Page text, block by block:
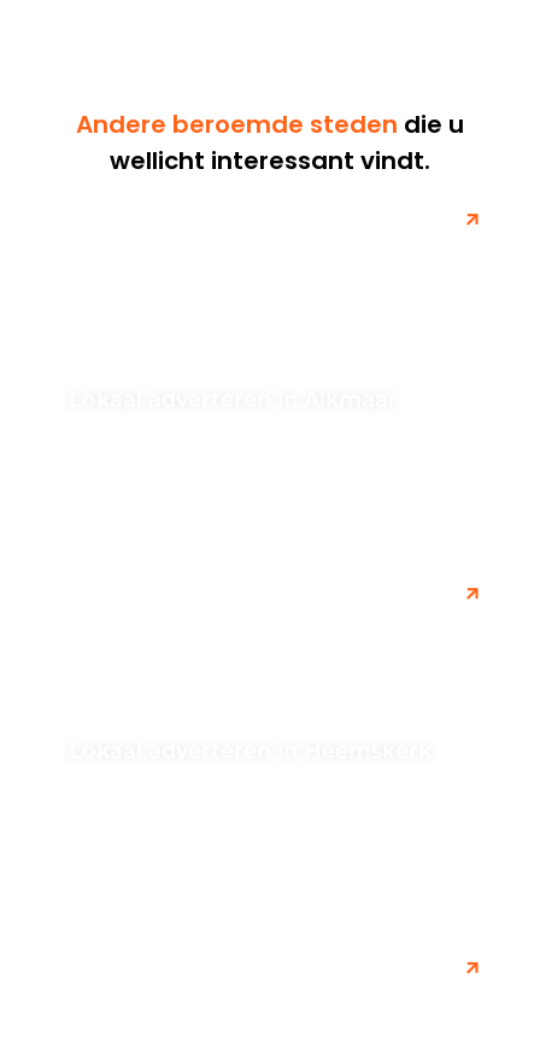
Andere beroemde steden die u
wellicht interessant vindt.